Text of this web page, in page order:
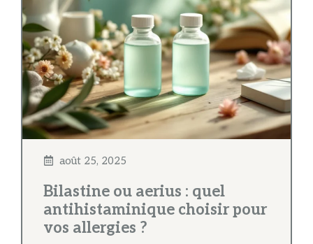
août 25, 2025
Bilastine ou aerius : quel
antihistaminique choisir pour
vos allergies ?